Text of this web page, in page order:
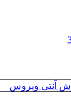
آنتی ویروس